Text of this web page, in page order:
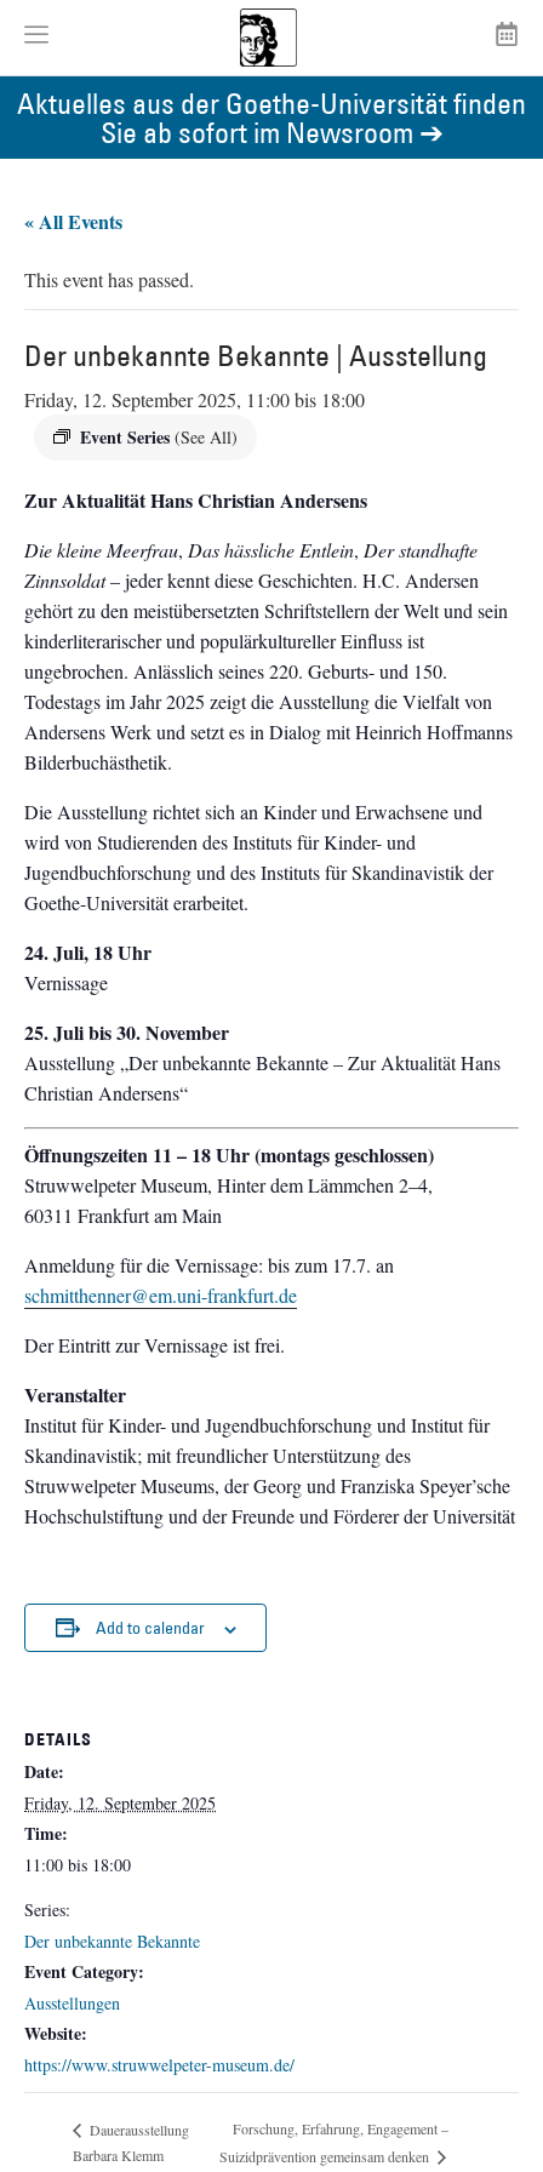
Aktuelles aus der Goethe-Universität finden
Sie ab sofort im Newsroom ➔
« All Events
This event has passed.
Der unbekannte Bekannte | Ausstellung
Friday, 12. September 2025, 11:00bis 18:00
Event Series (See All)
Zur Aktualität Hans Christian Andersens
Die kleine Meerfrau, Das hässliche Entlein, Der standhafte
Zinnsoldat– jeder kennt diese Geschichten. H.C. Andersen
gehört zu den meistübersetzten Schriftstellern der Welt und sein
kinderliterarischer und populärkultureller Einfluss ist
ungebrochen. Anlässlich seines 220. Geburts- und 150.
Todestags im Jahr 2025 zeigt die Ausstellung die Vielfalt von
Andersens Werk und setzt es in Dialog mit Heinrich Hoffmanns
Bilderbuchästhetik.
Die Ausstellung richtet sich an Kinder und Erwachsene und
wird von Studierenden des Instituts für Kinder- und
Jugendbuchforschung und des Instituts für Skandinavistik der
Goethe-Universität erarbeitet.
24. Juli, 18 Uhr
Vernissage
25. Juli bis 30. November
Ausstellung „Der unbekannte Bekannte – Zur Aktualität Hans
Christian Andersens“
Öffnungszeiten 11 – 18 Uhr (montags geschlossen)
Struwwelpeter Museum, Hinter dem Lämmchen 2–4,
60311 Frankfurt am Main
Anmeldung für die Vernissage: bis zum 17.7. an
schmitthenner@em.uni-frankfurt.de
Der Eintritt zur Vernissage ist frei.
Veranstalter
Institut für Kinder- und Jugendbuchforschung und Institut für
Skandinavistik; mit freundlicher Unterstützung des
Struwwelpeter Museums, der Georg und Franziska Speyer’sche
Hochschulstiftung und der Freunde und Förderer der Universität
Add to calendar
DETAILS
Date:
Friday, 12. September 2025
Time:
11:00 bis 18:00
Series:
Der unbekannte Bekannte
Event Category:
Ausstellungen
Website:
https://www.struwwelpeter-museum.de/
Dauerausstellung
Barbara Klemm
Forschung, Erfahrung, Engagement –
Suizidprävention gemeinsam denken